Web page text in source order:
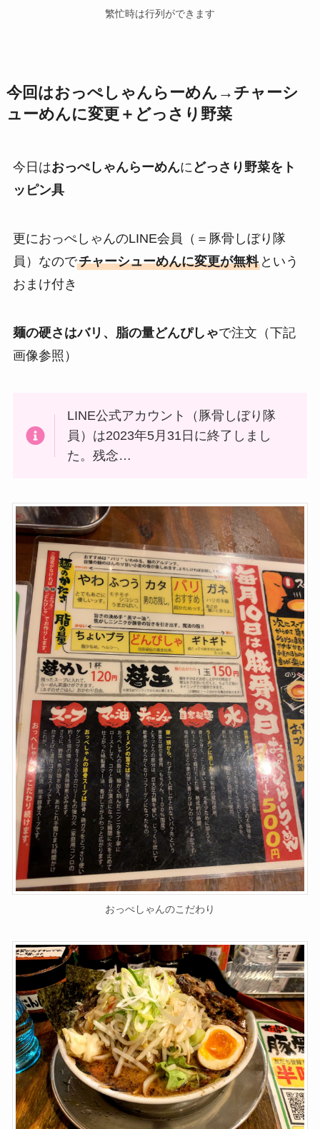
繁忙時は行列ができます
今回はおっぺしゃんらーめん→チャーシ
ューめんに変更＋どっさり野菜
今日はおっぺしゃんらーめんにどっさり野菜をト
ッピン具
更におっぺしゃんのLINE会員（＝豚骨しぼり隊
員）なのでチャーシューめんに変更が無料という
おまけ付き
麺の硬さはバリ、脂の量どんぴしゃで注文（下記
画像参照）
LINE公式アカウント（豚骨しぼり隊
員）は2023年5月31日に終了しまし
た。残念…
おっぺしゃんのこだわり